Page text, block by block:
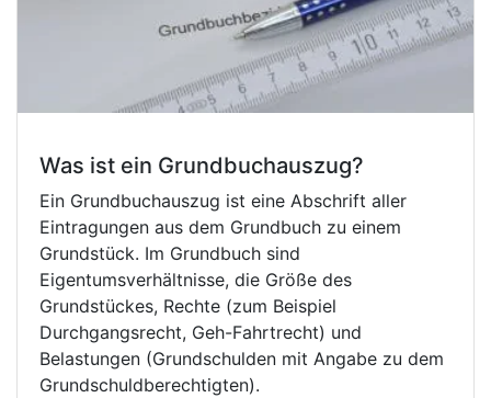
Was ist ein Grundbuchauszug?
Ein Grundbuchauszug ist eine Abschrift aller
Eintragungen aus dem Grundbuch zu einem
Grundstück. Im Grundbuch sind
Eigentumsverhältnisse, die Größe des
Grundstückes, Rechte (zum Beispiel
Durchgangsrecht, Geh-Fahrtrecht) und
Belastungen (Grundschulden mit Angabe zu dem
Grundschuldberechtigten).